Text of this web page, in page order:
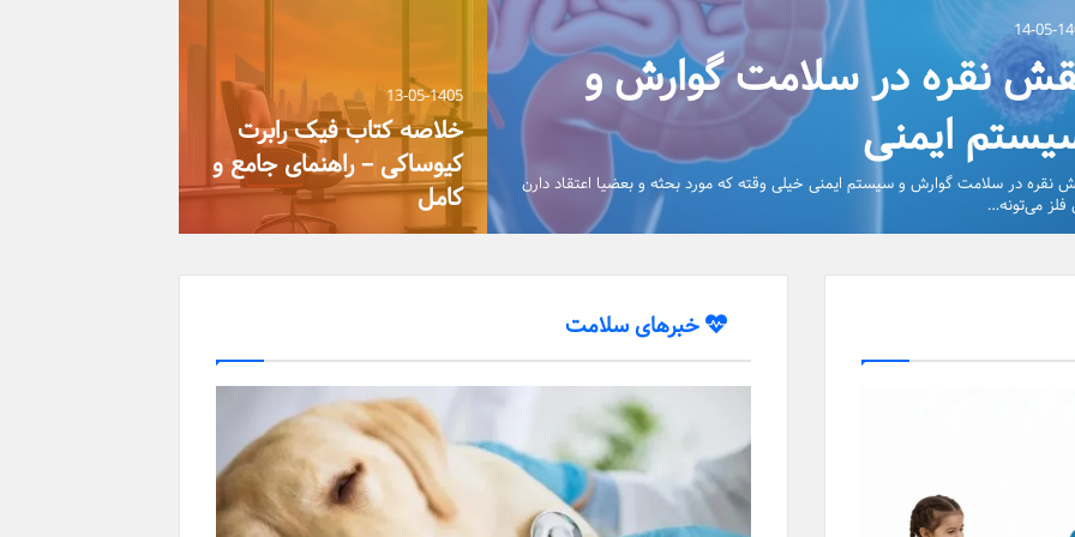
15-05-
از سالمند دیابتی در منزل؛
کنترل قند خون تا تغذیه روزانه
جامع مراقبت در منزل
مراقبت از سالمند دیابتی در منزل؛ از کنترل قند خون تا
روزانه آیا…
14-05-1405
قاضی عادل چگونه ایران را
می سازد؟ – راهنمای جامع
خبرهای سلامت